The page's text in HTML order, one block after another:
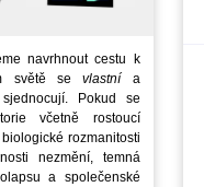
navrhnout cestu k
světě sevlastnía
Pokud se
včetně rostoucí
rozmanitosti
nezmění, temná
a společenské